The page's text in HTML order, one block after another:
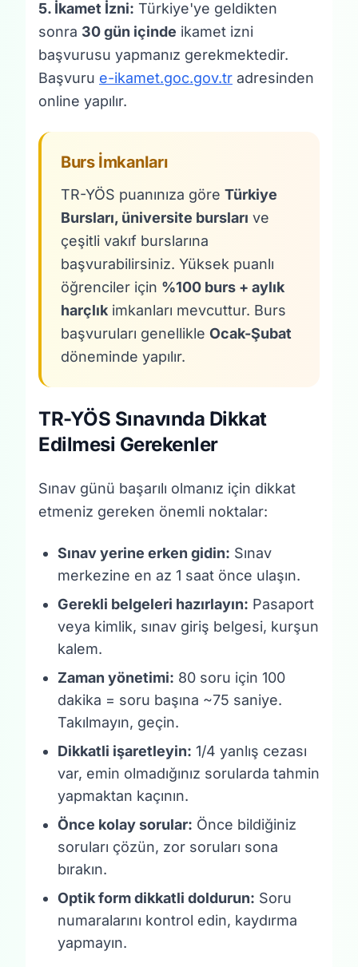
5. İkamet İzni: Türkiye'ye geldikten
sonra 30 gün içinde ikamet izni
başvurusu yapmanız gerekmektedir.
Başvuru e-ikamet.goc.gov.tr adresinden
online yapılır.
Burs İmkanları
TR-YÖS puanınıza göre Türkiye
Bursları, üniversite bursları ve
çeşitli vakıf burslarına
başvurabilirsiniz. Yüksek puanlı
öğrenciler için %100 burs + aylık
harçlık imkanları mevcuttur. Burs
başvuruları genellikle Ocak-Şubat
döneminde yapılır.
TR-YÖS Sınavında Dikkat
Edilmesi Gerekenler
Sınav günü başarılı olmanız için dikkat
etmeniz gereken önemli noktalar:
Sınav yerine erken gidin: Sınav
merkezine en az 1 saat önce ulaşın.
Gerekli belgeleri hazırlayın: Pasaport
veya kimlik, sınav giriş belgesi, kurşun
kalem.
Zaman yönetimi: 80 soru için 100
dakika = soru başına ~75 saniye.
Takılmayın, geçin.
Dikkatli işaretleyin: 1/4 yanlış cezası
var, emin olmadığınız sorularda tahmin
yapmaktan kaçının.
Önce kolay sorular: Önce bildiğiniz
soruları çözün, zor soruları sona
bırakın.
Optik form dikkatli doldurun: Soru
numaralarını kontrol edin, kaydırma
yapmayın.